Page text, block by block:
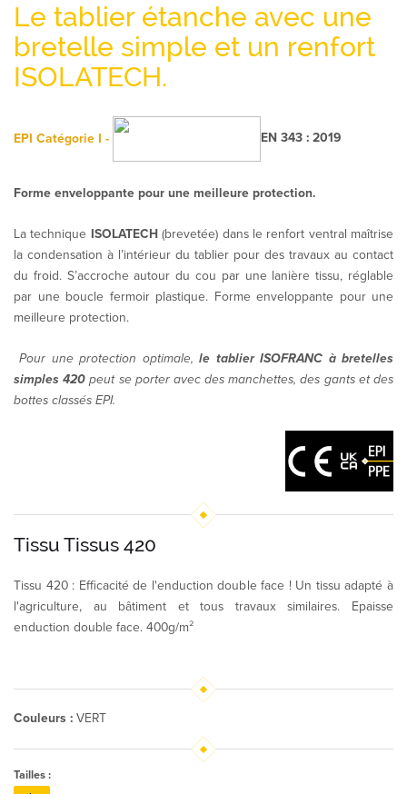
Le tablier étanche avec une
bretelle simple et un renfort
ISOLATECH.
EPI Catégorie I - EN 343 : 2019
Forme enveloppante pour une meilleure protection.
La technique ISOLATECH(brevetée) dans le renfort ventral maîtrise
la condensation à l’intérieur du tablier pour des travaux au contact
du froid. S’accroche autour du cou par une lanière tissu, réglable
par une boucle fermoir plastique. Forme enveloppante pour une
meilleure protection.
Pour une protection optimale,le tablier ISOFRANC à bretelles
simples 420 peut se porter avec des manchettes, des gants et des
bottes classés EPI.
Tissu Tissus 420
Tissu 420 : Efficacité de l'enduction double face ! Un tissu adapté à
l'agriculture, au bâtiment et tous travaux similaires. Epaisse
enduction double face. 400g/m²
Couleurs : VERT
Tailles :